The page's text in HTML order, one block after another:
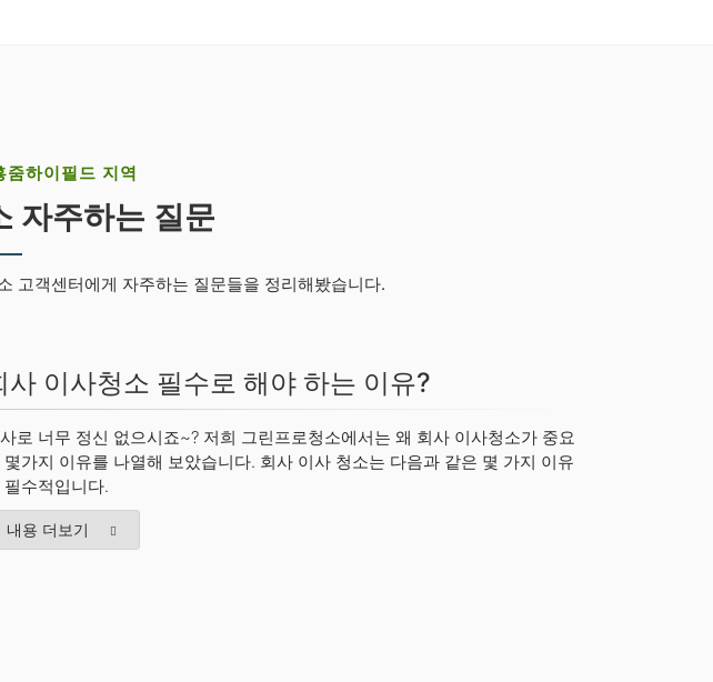
줌하이필드 지역
자주하는 질문
고객센터에게 자주하는 질문들을 정리해봤습니다.
사 이사청소 필수로 해야 하는 이유?
로 너무 정신 없으시죠~? 저희 그린프로청소에서는 왜 회사 이사청소가 중요
몇가지 이유를 나열해 보았습니다. 회사 이사 청소는 다음과 같은 몇 가지 이유
필수적입니다.
내용 더보기